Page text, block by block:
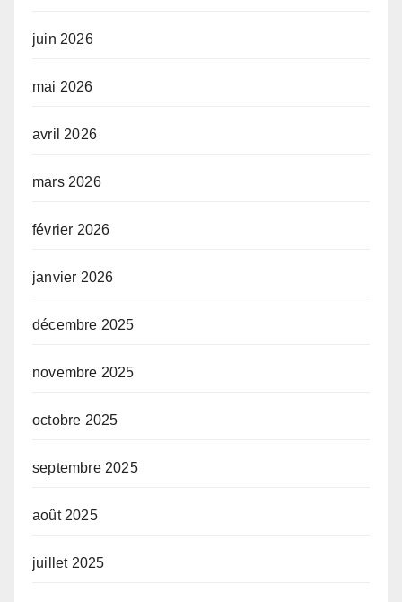
juin 2026
mai 2026
avril 2026
mars 2026
février 2026
janvier 2026
décembre 2025
novembre 2025
octobre 2025
septembre 2025
août 2025
juillet 2025